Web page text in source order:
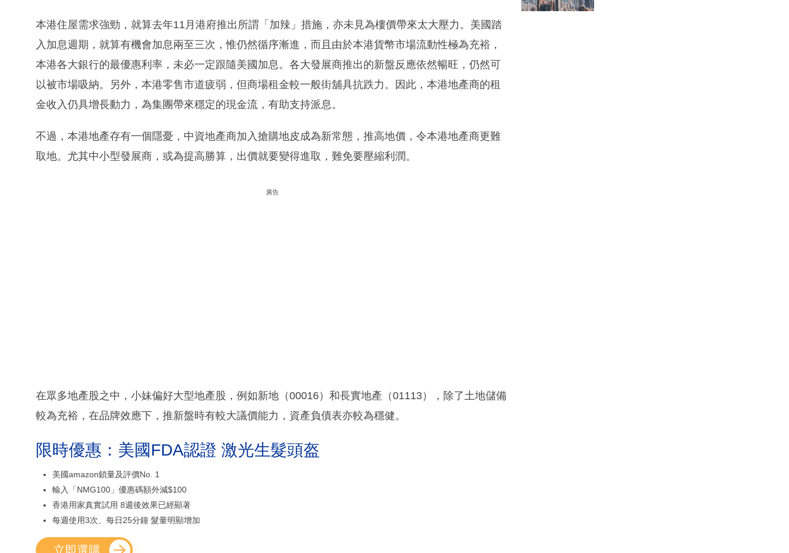
本港住屋需求強勁，就算去年11月港府推出所謂「加辣」措施，亦未見為樓價帶來太大壓力。美國踏
入加息週期，就算有機會加息兩至三次，惟仍然循序漸進，而且由於本港貨幣市場流動性極為充裕，
本港各大銀行的最優惠利率，未必一定跟隨美國加息。各大發展商推出的新盤反應依然暢旺，仍然可
以被市場吸納。另外，本港零售市道疲弱，但商場租金較一般街舖具抗跌力。因此，本港地產商的租
金收入仍具增長動力，為集團帶來穩定的現金流，有助支持派息。
不過，本港地產存有一個隱憂，中資地產商加入搶購地皮成為新常態，推高地價，令本港地產商更難
取地。尤其中小型發展商，或為提高勝算，出價就要變得進取，難免要壓縮利潤。
廣告
在眾多地產股之中，小妹偏好大型地產股，例如新地（00016）和長實地產（01113），除了土地儲備
較為充裕，在品牌效應下，推新盤時有較大議價能力，資產負債表亦較為穩健。
限時優惠：美國FDA認證 激光生髮頭盔
美國amazon鎖量及評價No. 1
輸入「NMG100」優惠碼額外減$100
香港用家真實試用 8週後效果已經顯著
每週使用3次、每日25分鐘 髮量明顯增加
立即選購